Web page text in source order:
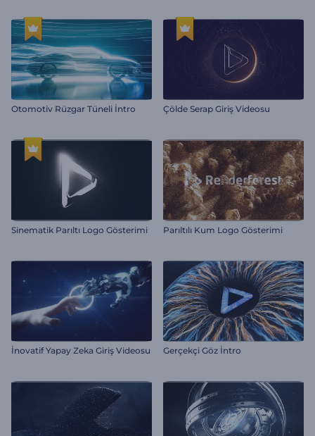
Otomotiv Rüzgar Tüneli İntro Çölde Serap Giriş Videosu
Sinematik Parıltı Logo Gösterimi Parıltılı Kum Logo Gösterimi
İnovatif Yapay Zeka Giriş Videosu Gerçekçi Göz İntro